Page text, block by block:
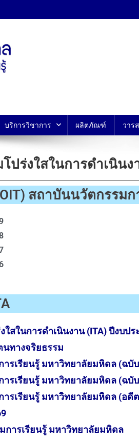
ม.มหิดล
บริการวิชาการ ผลิตภัณฑ์ วาร
ปร่งใสในการดำเนิน
สถาบันนวัตกรรมก
สในการดำเนินงาน (ITA) ปีงบป
นทางจริยธรรม
ารเรียนรู้ มหาวิทยาลัยมหิดล (ฉบั
ารเรียนรู้ มหาวิทยาลัยมหิดล (ฉบั
ารเรียนรู้ มหาวิทยาลัยมหิดล (อดี
การเรียนรู้ มหาวิทยาลัยมหิดล